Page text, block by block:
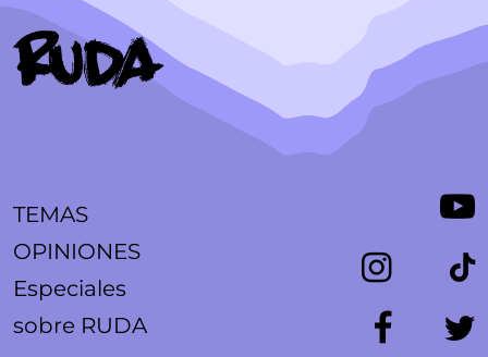
TEMAS
OPINIONES
Especiales
sobre RUDA